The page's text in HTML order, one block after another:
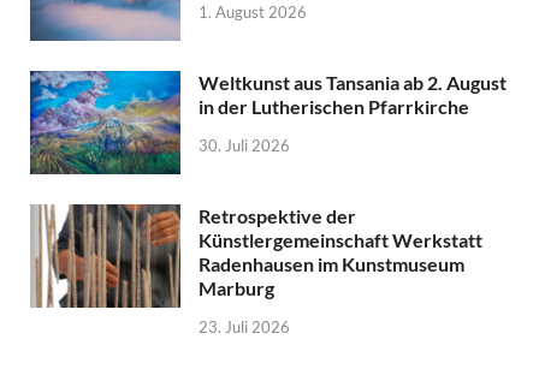
1. August 2026
Weltkunst aus Tansania ab 2. August
in der Lutherischen Pfarrkirche
30. Juli 2026
Retrospektive der
Künstlergemeinschaft Werkstatt
Radenhausen im Kunstmuseum
Marburg
23. Juli 2026